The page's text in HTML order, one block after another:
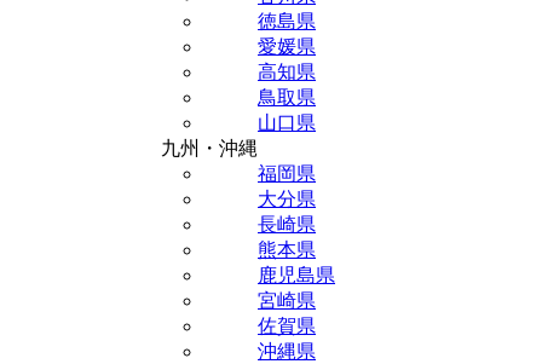
徳島県
愛媛県
高知県
鳥取県
山口県
九州・沖縄
福岡県
大分県
長崎県
熊本県
鹿児島県
宮崎県
佐賀県
沖縄県